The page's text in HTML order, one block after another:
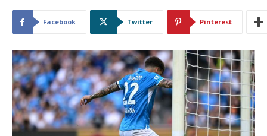
Facebook Twitter Pinterest